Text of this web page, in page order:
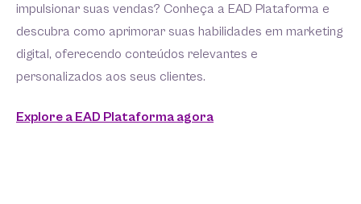
impulsionar suas vendas? Conheça a EAD Plataforma e
descubra como aprimorar suas habilidades em marketing
digital, oferecendo conteúdos relevantes e
personalizados aos seus clientes.
Explore a EAD Plataforma agora